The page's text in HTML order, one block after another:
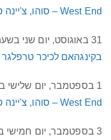
West End – סוהו, צ'יינה טאון, קובנט גארדן
31 באוגוסט, יום שני בשעה 09:30 – סיור קלאסי –
בקינגהאם לכיכר טרפלגר
1 בספטמבר, יום שלישי בשעה 10:00 – מרכז לונדון –
West End – סוהו, צ'יינה טאון, קובנט גארדן
3 בספטמבר, יום חמישי בשעה 09:30 – סיור קלאסי –